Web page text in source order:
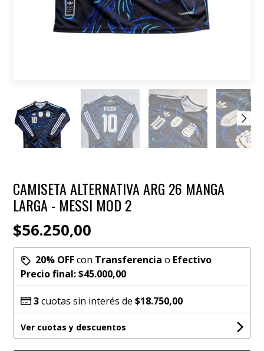
CAMISETA ALTERNATIVA ARG 26 MANGA
LARGA - MESSI MOD 2
$56.250,00
20% OFFcon Transferencia o Efectivo
Precio final:$45.000,00
3cuotas sin interés de$18.750,00
Ver cuotas y descuentos